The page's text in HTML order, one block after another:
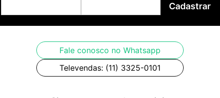
Cadastrar
Fale conosco no Whatsapp
Televendas: (11) 3325-0101